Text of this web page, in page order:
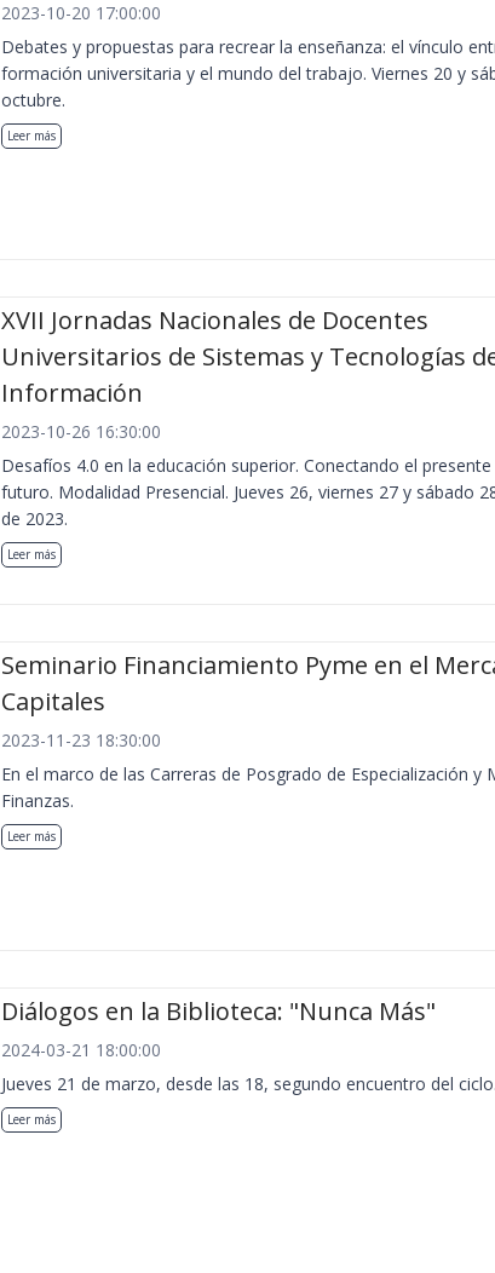
2023-10-20 17:00:00
Debates y propuestas para recrear la enseñanza: el vínculo
formación universitaria y el mundo del trabajo. Viernes 20 y
octubre.
Leer más
XVII Jornadas Nacionales de Docentes
Universitarios de Sistemas y Tecnologías
Información
2023-10-26 16:30:00
Desafíos 4.0 en la educación superior. Conectando el
futuro. Modalidad Presencial. Jueves 26, viernes 27 y sábado
de 2023.
Leer más
Seminario Financiamiento Pyme en el
Capitales
2023-11-23 18:30:00
En el marco de las Carreras de Posgrado de Especialización y
Finanzas.
Leer más
Diálogos en la Biblioteca: "Nunca Más"
2024-03-21 18:00:00
Jueves 21 de marzo, desde las 18, segundo encuentro del ciclo.
Leer más